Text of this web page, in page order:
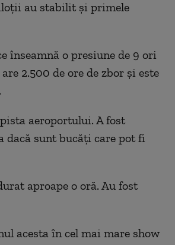
au stabilit şi primele
înseamnă o presiune de 9 ori
2.500 de ore de zbor şi este
aeroportului. A fost
dacă sunt bucăți care pot fi
aproape o oră. Au fost
acesta în cel mai mare show